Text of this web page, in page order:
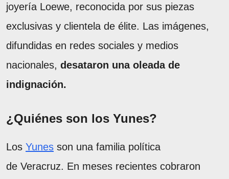
joyería Loewe, reconocida por sus piezas
exclusivas y clientela de élite. Las imágenes,
difundidas en redes sociales y medios
nacionales, desataron una oleada de
indignación.
¿Quiénes son los Yunes?
Los Yunes son una familia política
de Veracruz. En meses recientes cobraron